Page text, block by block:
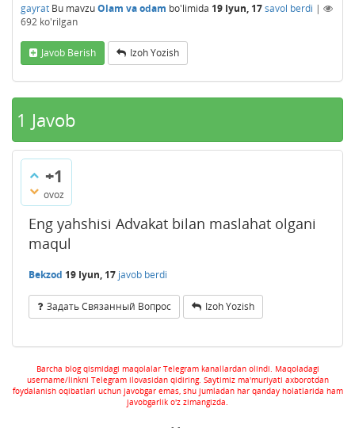
gayrat Bu mavzuOlam va odam bo'limida 19 Iyun, 17savol berdi |
692 ko'rilgan
Javob Berish Izoh Yozish
1 Javob
+1
ovoz
Eng yahshisi Advakat bilan maslahat olgani
maqul
Bekzod 19 Iyun, 17 javob berdi
Задать Связанный Вопрос Izoh Yozish
Barcha blog qismidagi maqolalar Telegram kanallardan olindi. Maqoladagi
username/linkni Telegram ilovasidan qidiring. Saytimiz ma'muriyati axborotdan
foydalanish oqibatlari uchun javobgar emas, shu jumladan har qanday holatlarida ham
javobgarlik o'z zimangizda.